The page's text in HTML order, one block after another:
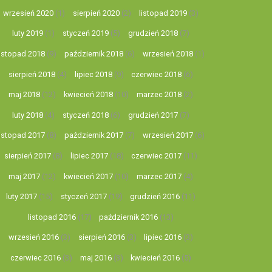
wrzesień 2020 (1) sierpień 2020 (2) listopad 2019(3)
luty 2019 (1) styczeń 2019 (5) grudzień 2018(7)
2018 (9) październik 2018 (6) wrzesień 2018(1)
sierpień 2018(4) lipiec 2018(9) czerwiec 2018 (6)
maj 2018 (12) kwiecień 2018 (10) marzec 2018(2)
luty 2018 (4) styczeń 2018 (6) grudzień 2017(7)
2017 (8) październik 2017 (7) wrzesień 2017(6)
sierpień 2017(8) lipiec 2017(18) czerwiec 2017 (11)
maj 2017 (12) kwiecień 2017 (10) marzec 2017(4)
luty 2017(15) styczeń 2017(19) grudzień 2016 (11)
listopad 2016(17) październik 2016 (13)
wrzesień 2016(3) sierpień 2016(3) lipiec 2016 (3)
czerwiec 2016(3) maj 2016(3) kwiecień 2016 (5)